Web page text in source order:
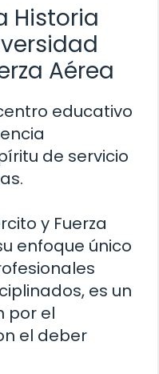
Historia
Aérea
educativo
de servicio
y Fuerza
enfoque único
es un
por el
el deber